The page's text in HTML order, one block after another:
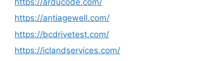
https://antiagewell.com/
https://bcdrivetest.com/
https://iclandservices.com/